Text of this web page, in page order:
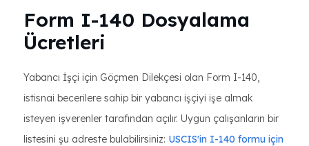
Form I-140 Dosyalama
Ücretleri
Yabancı İşçi için Göçmen Dilekçesi olan Form I-140,
istisnai becerilere sahip bir yabancı işçiyi işe almak
isteyen işverenler tarafından açılır. Uygun çalışanların bir
listesini şu adreste bulabilirsiniz: USCIS'in I-140 formu için